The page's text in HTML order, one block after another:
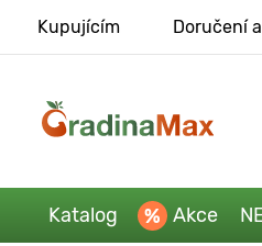
Kupujícím Doručení
Katalog Akce